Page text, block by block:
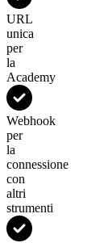
URL
unica
per
la
Academy
Webhook
per
la
connessione
con
altri
strumenti